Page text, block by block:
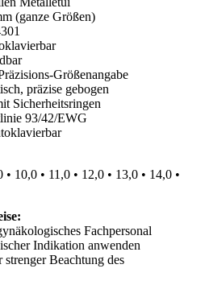
(ganze Größen)
Größenangabe
präzise gebogen
Sicherheitsringen
93/42/EWG
10,0 • 11,0 • 12,0 • 13,0 • 14,0 •
Fachpersonal
Indikation anwenden
Beachtung des